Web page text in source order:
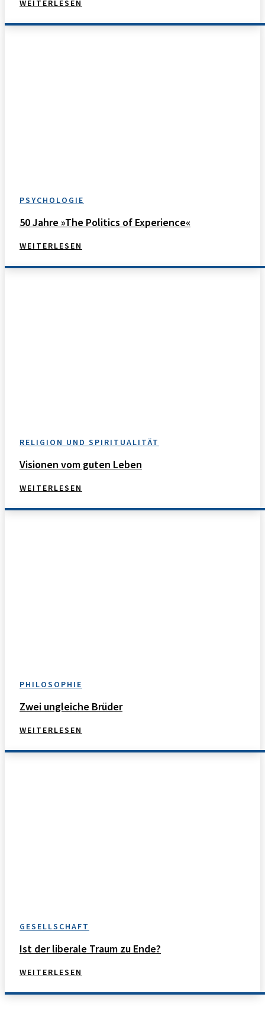
WEITERLESEN
PSYCHOLOGIE
50 Jahre »The Politics of Experience«
WEITERLESEN
RELIGION UND SPIRITUALITÄT
Visionen vom guten Leben
WEITERLESEN
PHILOSOPHIE
Zwei ungleiche Brüder
WEITERLESEN
GESELLSCHAFT
Ist der liberale Traum zu Ende?
WEITERLESEN